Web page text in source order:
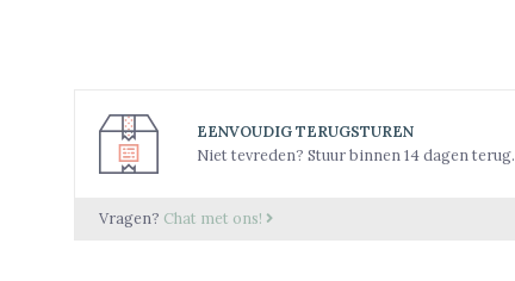
EENVOUDIG TERUGSTUREN
Niet tevreden? Stuur binnen 14 dagen terug.
Vragen? Chat met ons!